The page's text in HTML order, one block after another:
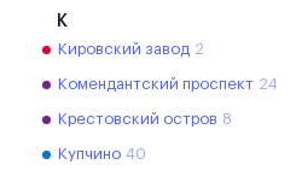
К
Кировский завод 2
Комендантский проспект 24
Крестовский остров 8
Купчино 40